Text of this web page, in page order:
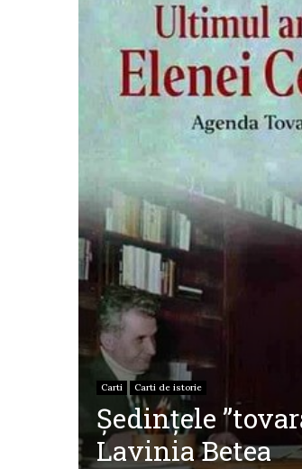
Carti Carti de istorie
Ședințele
Lavinia Betea